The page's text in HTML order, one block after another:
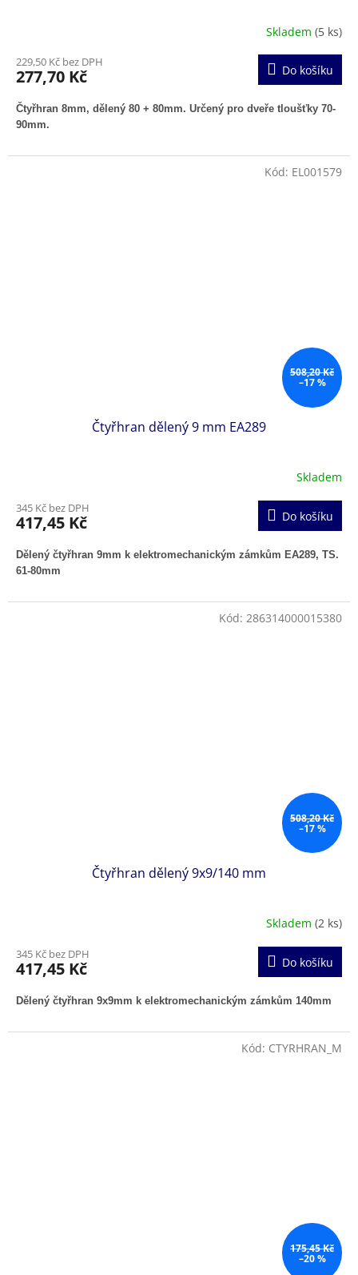
Skladem (5 ks)
229,50 Kč bez DPH
277,70 Kč Do košíku
Čtyřhran 8mm, dělený 80 + 80mm. Určený pro dveře tloušťky 70-
90mm.
508,20 Kč
–17 %
Čtyřhran dělený 9 mm EA289
Skladem
345 Kč bez DPH
417,45 Kč Do košíku
Dělený čtyřhran 9mm k elektromechanickým zámkům EA289, TS.
61-80mm
Kód: EL001579
508,20 Kč
–17 %
Čtyřhran dělený 9x9/140 mm
Skladem (2 ks)
345 Kč bez DPH
417,45 Kč Do košíku
Dělený čtyřhran 9x9mm k elektromechanickým zámkům 140mm
Kód: 286314000015380
175,45 Kč
–20 %
Kód: CTYRHRAN_M